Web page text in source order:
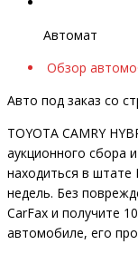
Автомат
Обзор
Авто под заказ со
TOYOTA CAMRY
аукционного сбора
находиться в штате
недель. Без
CarFax и получите
автомобиле, его